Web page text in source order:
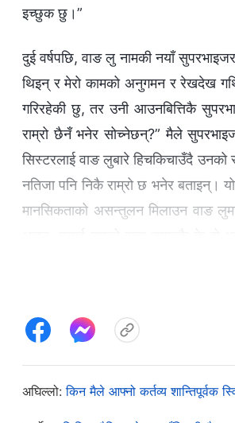
इच्छुक छु।”
दुई वर्षपछि, वाङ लु नामकी नयाँ
थिइन् र मेरो कामको अनुगमन र रेखदेख
गरिरहेकी छु, तर उनी आउनबित्तिकै
राम्रो छैनँ भनेर सोच्नेछन्?” मैले
सिस्टरलाई वाङ लुबारे हिचकिचाउँदै उनको
नतिजा पनि निकै राम्रो छ भनेर बताइन्।
मानसिकताको असन्तुलन मिलाउन वाङ
“सुपरभाइजर भएर तिमी किन अग्रसर
लामो समय सुपरभाइजरको भूमिका
नभए पनि, म कम्तीमा आफ्नो जिम्मेवारीमा
सोधिन्, मैले एकदम उपेक्षापूर्ण जवाफ
अघिल्लो:किन मैले आफ्नो कर्तव्य शान्तिपूर्वक